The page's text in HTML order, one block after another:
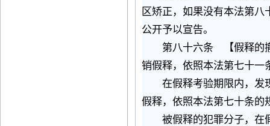
区矫正，如果没有本法第
公开予以宣告。
第八十六条 【假释的撤
销假释，依照本法第七十一
在假释考验期限内，发现
假释，依照本法第七十条的
被假释的犯罪分子，在假